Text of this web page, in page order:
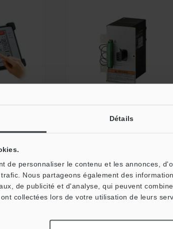
Détails
de personnaliser le contenu et les annonces,
Nous partageons également des
de publicité et d'analyse, qui peuvent
collectées lors de votre utilisation de leurs
Fiche technique
CAO / CAE